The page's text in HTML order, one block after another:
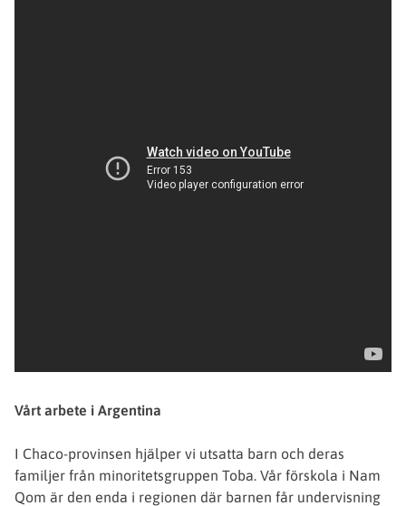
Vårt arbete i Argentina
I Chaco-provinsen hjälper vi utsatta barn och deras
familjer från minoritetsgruppen Toba. Vår förskola i Nam
Qom är den enda i regionen där barnen får undervisning